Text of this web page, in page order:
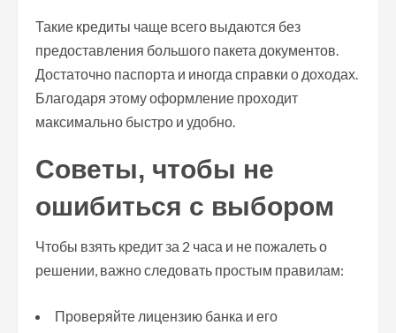
Такие кредиты чаще всего выдаются без
предоставления большого пакета документов.
Достаточно паспорта и иногда справки о доходах.
Благодаря этому оформление проходит
максимально быстро и удобно.
Советы, чтобы не
ошибиться с выбором
Чтобы взять кредит за 2 часа и не пожалеть о
решении, важно следовать простым правилам:
Проверяйте лицензию банка и его